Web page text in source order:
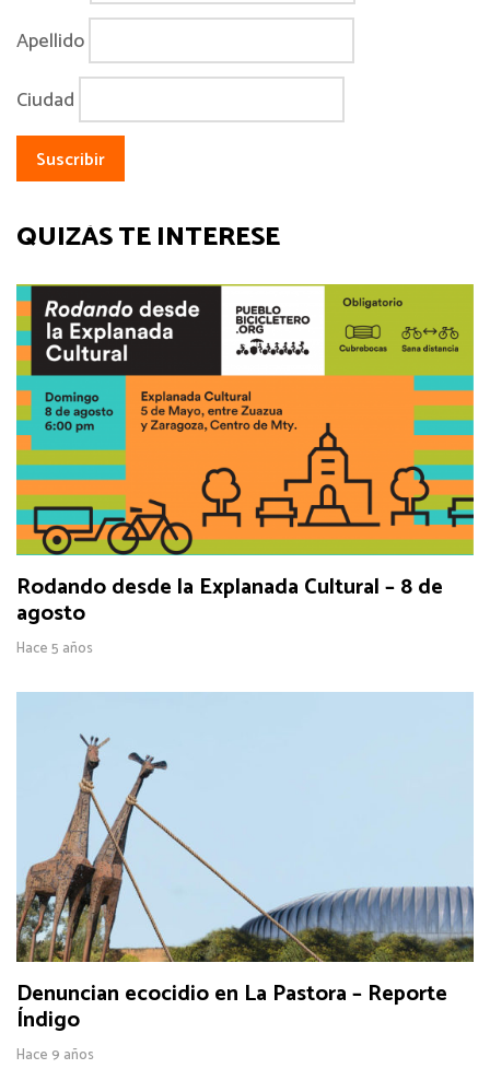
Apellido
Ciudad
QUIZÁS TE INTERESE
Rodando desde la Explanada Cultural – 8 de
agosto
Hace 5 años
Denuncian ecocidio en La Pastora – Reporte
Índigo
Hace 9 años